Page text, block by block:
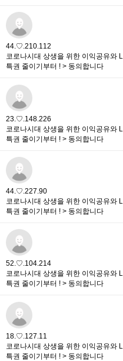
44.♡.210.112
코로나시대 상생을 위한 이익공유와
특권 줄이기부터 ! > 동의합니다
23.♡.148.226
코로나시대 상생을 위한 이익공유
특권 줄이기부터 ! > 동의합니다
44.♡.227.90
코로나시대 상생을 위한 이익공유와
특권 줄이기부터 ! > 동의합니다
52.♡.104.214
코로나시대 상생을 위한 이익공유와
특권 줄이기부터 ! > 동의합니다
18.♡.127.11
코로나시대 상생을 위한 이익공유
특권 줄이기부터 ! > 동의합니다